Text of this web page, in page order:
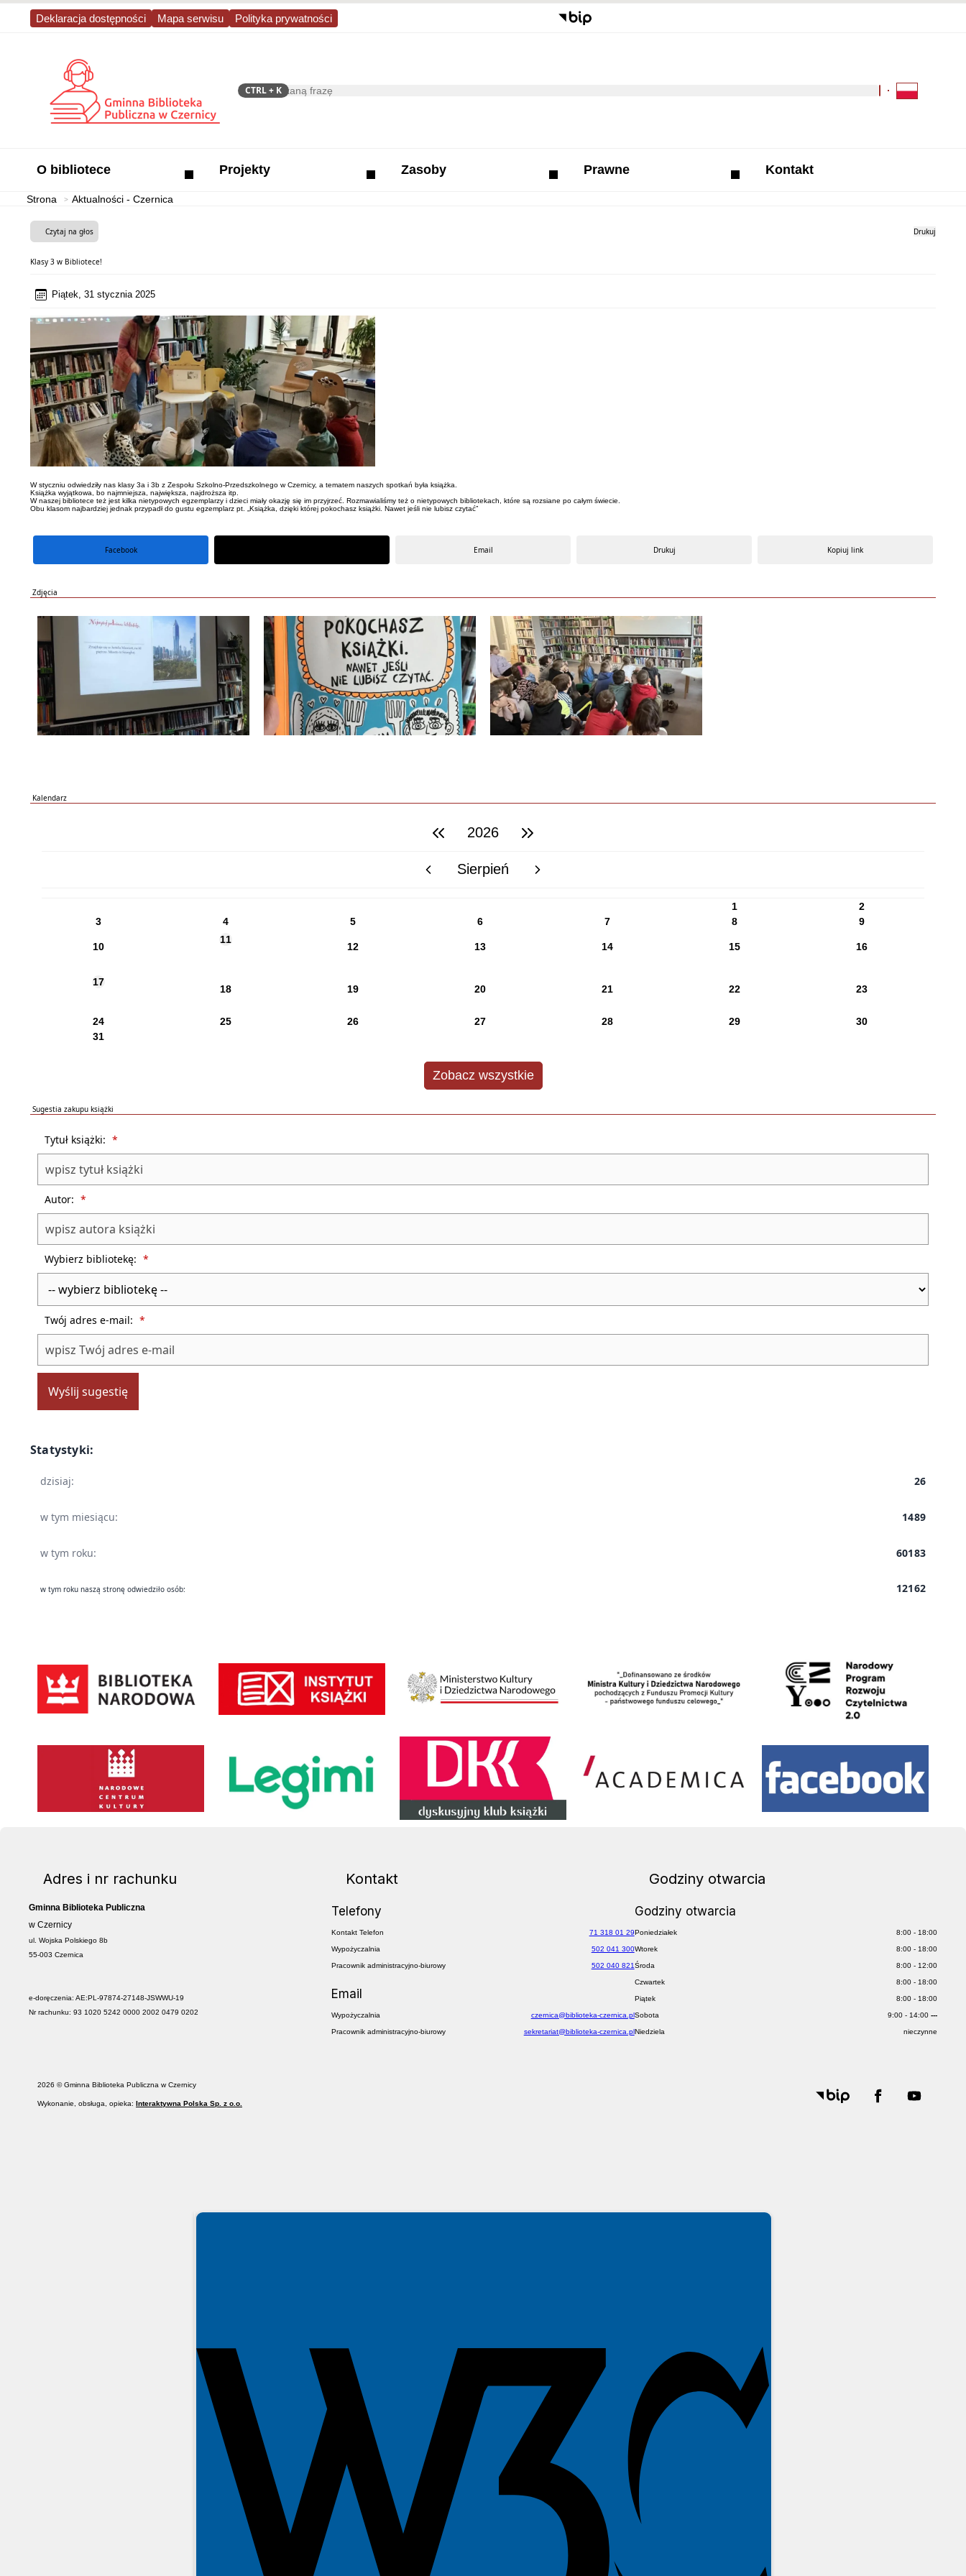
Deklaracja dostępności Mapa serwisu Polityka prywatności
Szukaj
CTRL+ K
Kliknij aby wyszukać za
O bibliotece Projekty Zasoby Prawne Kontakt
Strona Aktualności - Czernica
Czytaj na głos Drukuj
Klasy 3 w Bibliotece!
Piątek, 31 stycznia 2025
W styczniu odwiedziły nas klasy 3a i 3b z Zespołu Szkolno-Przedszkolnego w Czernicy, a tematem naszych spotkań była książka.
Książka wyjątkowa, bo najmniejsza, największa, najdroższa itp.
W naszej bibliotece też jest kilka nietypowych egzemplarzy i dzieci miały okazję się im przyjrzeć. Rozmawialiśmy też o nietypowych bibliotekach, które są rozsiane po całym świecie.
Obu klasom najbardziej jednak przypadł do gustu egzemplarz pt. „Książka, dzięki której pokochasz książki. Nawet jeśli nie lubisz czytać”
Facebook Email Drukuj Kopiuj link
Zdjęcia
Kalendarz
poprzedni rok2026 następny rok
poprzedni miesiącSierpień następny miesiąc
1
2
3
4 5 6 7 8 9
10
11
12 13 14 15 16
17
18 19 20 21 22 23
24 25 26 27 28 29
30
31
Zobacz wszystkie
Sugestia zakupu książki
Tytuł książki: *
Autor: *
Wybierz bibliotekę: *
Twój adres e-mail: *
Wyślij sugestię
Statystyki:
dzisiaj: 26
w tym miesiącu: 1489
w tym roku: 60183
w tym roku naszą stronę odwiedziło osób: 12162
NPRCz 2.0
Narodowe Centrum Kultury
Adres i nr rachunku
Gminna Biblioteka Publiczna
w Czernicy
ul. Wojska Polskiego 8b
55-003 Czernica
e-doręczenia: AE:PL-97874-27148-JSWWU-19
Nr rachunku: 93 1020 5242 0000 2002 0479 0202
Kontakt
Telefony
Kontakt Telefon 71 318 01 29
Wypożyczalnia 502 041 300
Pracownik administracyjno-biurowy 502 040 821
Email
Wypożyczalnia czernica@biblioteka-czernica.pl
Pracownik administracyjno-biurowy sekretariat@biblioteka-czernica.pl
Godziny otwarcia
Godziny otwarcia
Poniedziałek 8:00 - 18:00
Wtorek 8:00 - 18:00
Środa 8:00 - 12:00
Czwartek 8:00 - 18:00
Piątek 8:00 - 18:00
Sobota 9:00 - 14:00 ---
Niedziela nieczynne
2026 © Gminna Biblioteka Publiczna w Czernicy
Wykonanie, obsługa, opieka: Interaktywna Polska Sp. z o.o.
Spełniamy standardy WCAG 2.2
Spełniamy standardy W3C